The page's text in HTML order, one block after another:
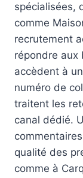
spécialisées,
comme
recrutement
répondre aux
accèdent à
numéro de
traitent les
canal dédié.
qualité des
comme à